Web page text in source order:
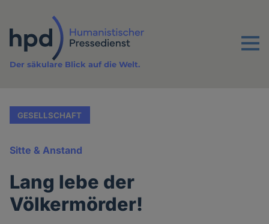
Inhalt
Menu
Der säkulare Blick auf die Welt.
GESELLSCHAFT
Sitte & Anstand
Lang lebe der
Völkermörder!